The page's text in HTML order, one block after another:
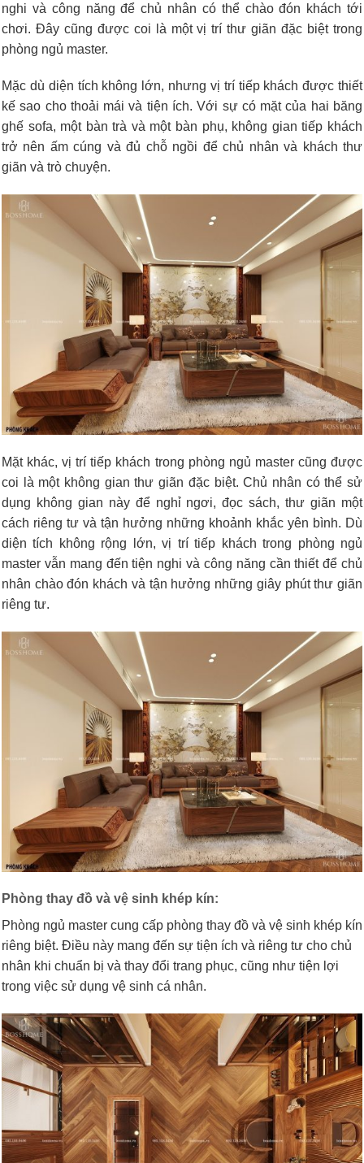
nghi và công năng để chủ nhân có thể chào đón khách tới
chơi. Đây cũng được coi là một vị trí thư giãn đặc biệt trong
phòng ngủ master.
Mặc dù diện tích không lớn, nhưng vị trí tiếp khách được thiết
kế sao cho thoải mái và tiện ích. Với sự có mặt của hai băng
ghế sofa, một bàn trà và một bàn phụ, không gian tiếp khách
trở nên ấm cúng và đủ chỗ ngồi để chủ nhân và khách thư
giãn và trò chuyện.
Mặt khác, vị trí tiếp khách trong phòng ngủ master cũng được
coi là một không gian thư giãn đặc biệt. Chủ nhân có thể sử
dụng không gian này để nghỉ ngơi, đọc sách, thư giãn một
cách riêng tư và tận hưởng những khoảnh khắc yên bình. Dù
diện tích không rộng lớn, vị trí tiếp khách trong phòng ngủ
master vẫn mang đến tiện nghi và công năng cần thiết để chủ
nhân chào đón khách và tận hưởng những giây phút thư giãn
riêng tư.
Phòng thay đồ và vệ sinh khép kín:
Phòng ngủ master cung cấp phòng thay đồ và vệ sinh khép kín
riêng biệt. Điều này mang đến sự tiện ích và riêng tư cho chủ
nhân khi chuẩn bị và thay đổi trang phục, cũng như tiện lợi
trong việc sử dụng vệ sinh cá nhân.